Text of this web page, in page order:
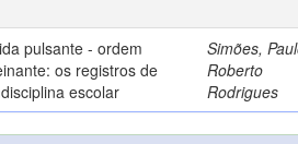
pulsante - ordem
os registros de
escolar
Simões,
Roberto
Rodrigues